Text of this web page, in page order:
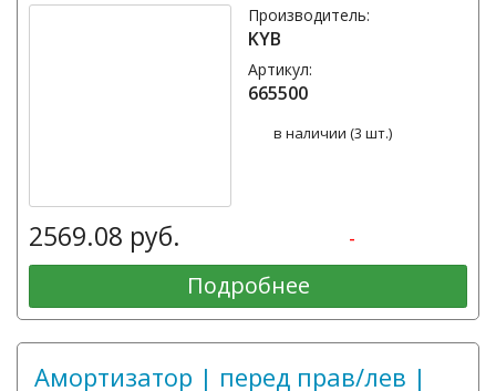
Производитель:
KYB
Артикул:
665500
в наличии (3 шт.)
2569.08 руб. -
Подробнее
Амортизатор | перед прав/лев |